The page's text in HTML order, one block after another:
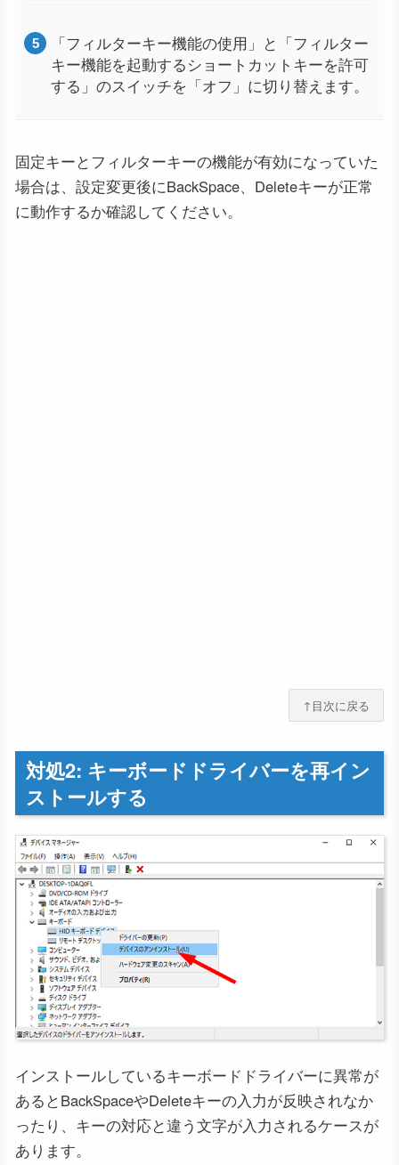
「フィルターキー機能の使用」と「フィルター
キー機能を起動するショートカットキーを許可
する」のスイッチを「オフ」に切り替えます。
固定キーとフィルターキーの機能が有効になっていた
場合は、設定変更後にBackSpace、Deleteキーが正常
に動作するか確認してください。
↑目次に戻る
対処2: キーボードドライバーを再イン
ストールする
インストールしているキーボードドライバーに異常が
あるとBackSpaceやDeleteキーの入力が反映されなか
ったり、キーの対応と違う文字が入力されるケースが
あります。